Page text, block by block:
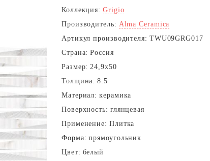
Коллекция: Grigio
Производитель: Alma Ceramica
Артикул производителя: TWU09GRG017
Страна: Россия
Размер: 24,9x50
Толщина: 8.5
Материал: керамика
Поверхность: глянцевая
Применение: Плитка
Форма: прямоугольник
Цвет: белый